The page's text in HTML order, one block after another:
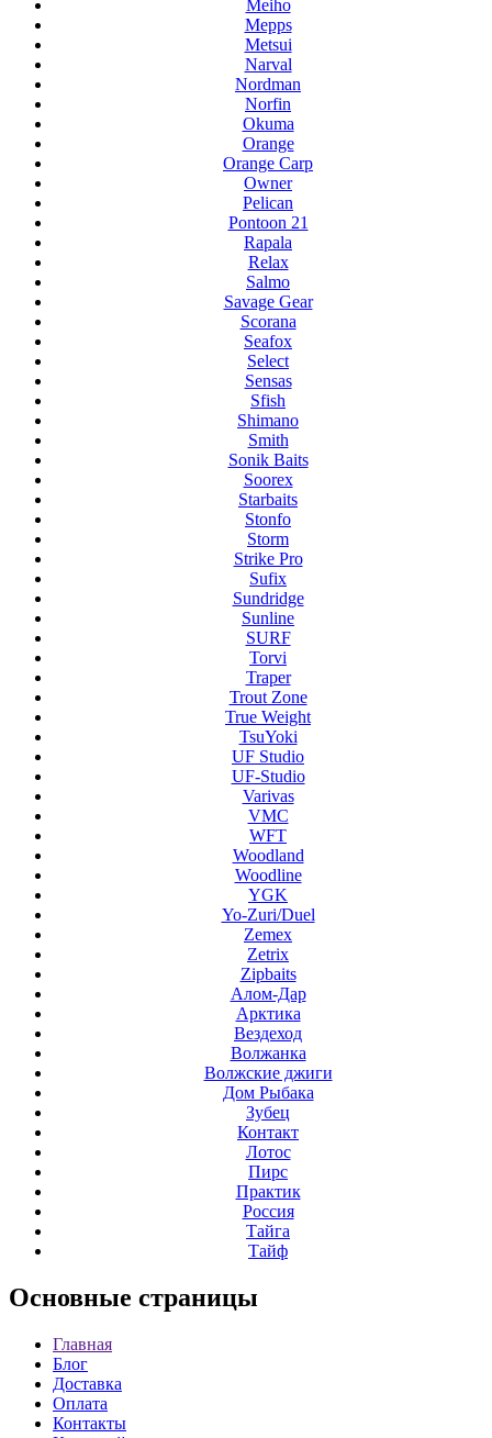
Meiho
Mepps
Metsui
Narval
Nordman
Norfin
Okuma
Orange
Orange Carp
Owner
Pelican
Pontoon 21
Rapala
Relax
Salmo
Savage Gear
Scorana
Seafox
Select
Sensas
Sfish
Shimano
Smith
Sonik Baits
Soorex
Starbaits
Stonfo
Storm
Strike Pro
Sufix
Sundridge
Sunline
SURF
Torvi
Traper
Trout Zone
True Weight
TsuYoki
UF Studio
UF-Studio
Varivas
VMC
WFT
Woodland
Woodline
YGK
Yo-Zuri/Duel
Zemex
Zetrix
Zipbaits
Алом-Дар
Арктика
Вездеход
Волжанка
Волжские джиги
Дом Рыбака
Зубец
Контакт
Лотос
Пирс
Практик
Россия
Тайга
Тайф
Основные страницы
Главная
Блог
Доставка
Оплата
Контакты